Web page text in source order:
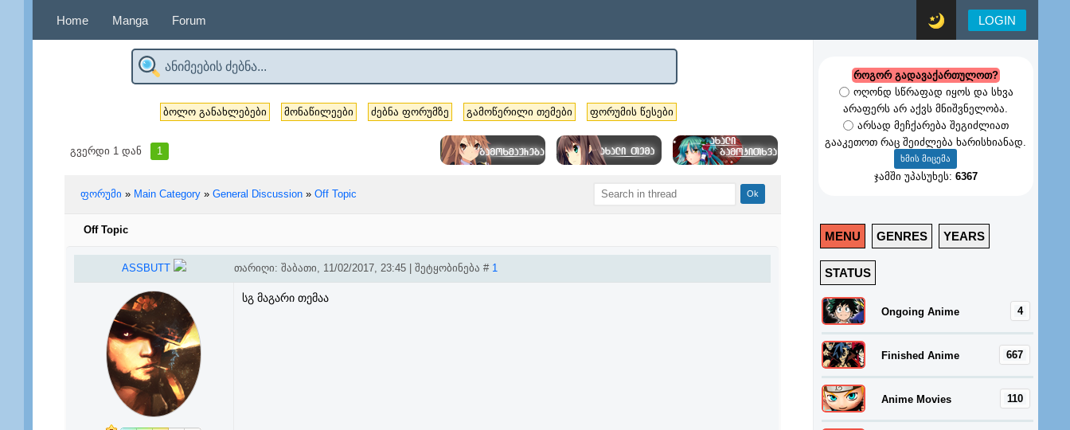
Home Manga Forum LOGIN
ბოლო განახლებები მონაწილეები ძებნა ფორუმზე გამოწერილი თემები ფორუმის წესები
გვერდი 1დან 1
ფორუმი » Main Category » General Discussion » Off Topic
Off Topic
ASSBUTT თარიღი: შაბათი, 11/02/2017, 23:45 | შეტყობინება # 1
სგ მაგარი თემაა
როგორ გადავაქართულოთ?
ოღონდ სწრაფად იყოს და სხვა
არაფერს არ აქვს მნიშვნელობა.
არსად მეჩქარება შეგიძლიათ
გააკეთოთ რაც შეიძლება ხარისხიანად.
ჯამში უპასუხეს: 6367
MENU GENRES YEARS
STATUS
4
Ongoing Anime
667
Finished Anime
110
Anime Movies